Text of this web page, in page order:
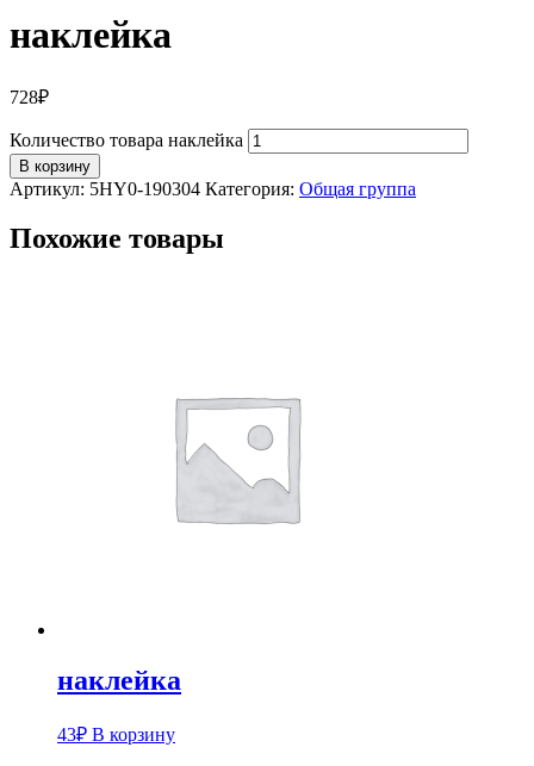
наклейка
728₽
Количество товара наклейка
В корзину
Артикул: 5HY0-190304 Категория: Общая группа
Похожие товары
наклейка
43₽ В корзину